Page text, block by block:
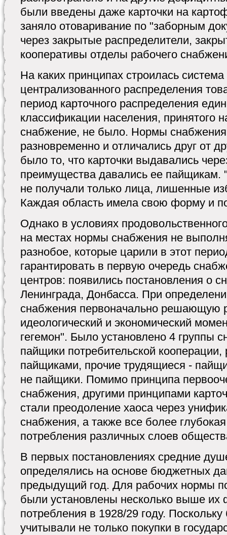
были введены даже карточки на
заняло отоваривание по "заборным
через закрытые распределители,
кооперативы отделы рабочего
На каких принципах строилась
централизованного распределения
период карточного распределения
классификации населения, принятого
снабжение, не было. Нормы
разновременно и отличались друг от
было то, что карточки выдавались
преимущества давались ее пайщикам.
не получали только лица, лишенные
Каждая область имела свою форму и
Однако в условиях
на местах нормы снабжения не
разнобое, которые царили в этот
гарантировать в первую очередь
центров: появились постановления о
Ленинграда, Донбасса. При
снабжения первоначально решающую
идеологический и экономический
гегемон". Было установлено 4 группы
пайщики потребительской
пайщиками, прочие трудящиеся -
не пайщики. Помимо принципа
снабжения, другими принципами
стали преодоление хаоса через
снабжения, а также все более
потребления различных слоев
В первых постановлениях средние
определялись на основе бюджетных
предыдущий год. Для рабочих нормы
были установлены несколько выше их
потребления в 1928/29 году.
учитывали не только покупки в